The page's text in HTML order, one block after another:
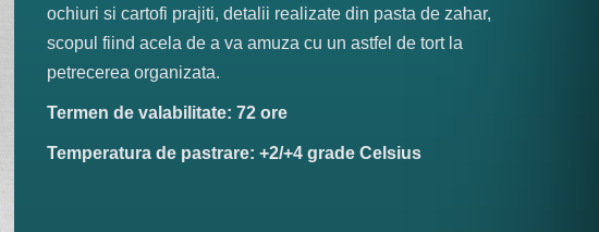
ochiuri si cartofi prajiti, detalii realizate din pasta de zahar,
scopul fiind acela de a va amuza cu un astfel de tort la
petrecerea organizata.
Termen de valabilitate: 72 ore
Temperatura de pastrare: +2/+4 grade Celsius